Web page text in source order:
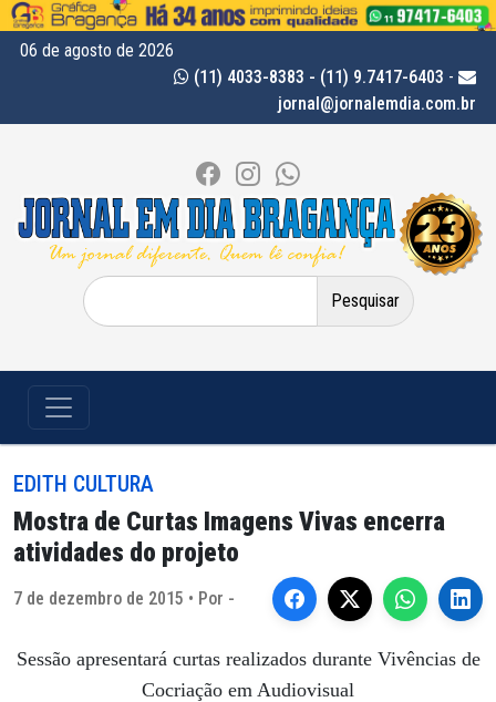
06 de agosto de 2026
(11) 4033-8383 - (11) 9.7417-6403 -
jornal@jornalemdia.com.br
Pesquisar
por:
EDITH CULTURA
Mostra de Curtas Imagens Vivas encerra
atividades do projeto
7 de dezembro de 2015 • Por -
Sessão apresentará curtas realizados durante Vivências de
Cocriação em Audiovisual